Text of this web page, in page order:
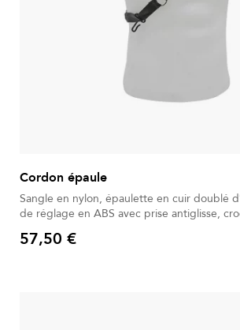
Cordon épaule
Sangle en nylon, épaulette en cuir doublé
de réglage en ABS avec prise antiglisse,
Prix
57,50 €